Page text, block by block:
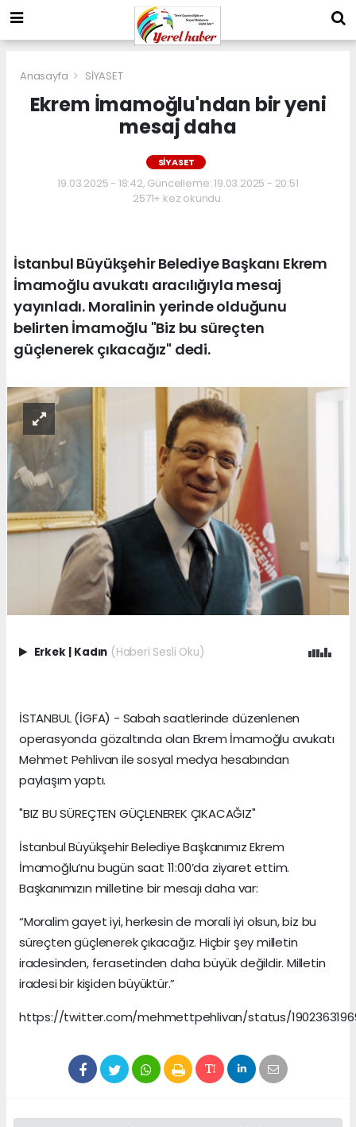
Anasayfa SİYASET
Ekrem İmamoğlu'ndan bir yeni
mesaj daha
SİYASET
19.03.2025 - 18:42, Güncelleme: 19.03.2025 - 20:51
2571+ kez okundu.
İstanbul Büyükşehir Belediye Başkanı Ekrem
İmamoğlu avukatı aracılığıyla mesaj
yayınladı. Moralinin yerinde olduğunu
belirten İmamoğlu "Biz bu süreçten
güçlenerek çıkacağız" dedi.
Erkek | Kadın (Haberi Sesli Oku)
İSTANBUL (İGFA) - Sabah saatlerinde düzenlenen
operasyonda gözaltında olan Ekrem İmamoğlu avukatı
Mehmet Pehlivan ile sosyal medya hesabından
paylaşım yaptı.
"BIZ BU SÜREÇTEN GÜÇLENEREK ÇIKACAĞIZ"
İstanbul Büyükşehir Belediye Başkanımız Ekrem
İmamoğlu’nu bugün saat 11:00’da ziyaret ettim.
Başkanımızın milletine bir mesajı daha var:
“Moralim gayet iyi, herkesin de morali iyi olsun, biz bu
süreçten güçlenerek çıkacağız. Hiçbir şey milletin
iradesinden, ferasetinden daha büyük değildir. Milletin
iradesi bir kişiden büyüktür.”
https://twitter.com/mehmettpehlivan/status/